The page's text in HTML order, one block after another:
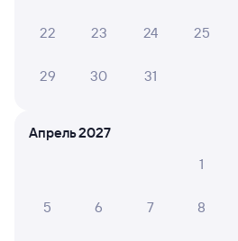
Мы используем cookies для
22 23 24 25
29 30 31
Апрель 2027
1
5 6 7 8